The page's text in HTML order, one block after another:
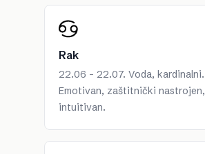
Rak
22.06 - 22.07. Voda, kardinalni.
Emotivan, zaštitnički nastrojen,
intuitivan.